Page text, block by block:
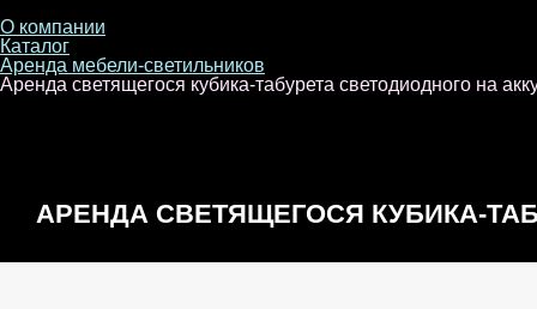
О компании
Каталог
Аренда мебели-светильников
Аренда светящегося кубика-табурета светодиодного на
АРЕНДА СВЕТЯЩЕГОСЯ КУБИКА-